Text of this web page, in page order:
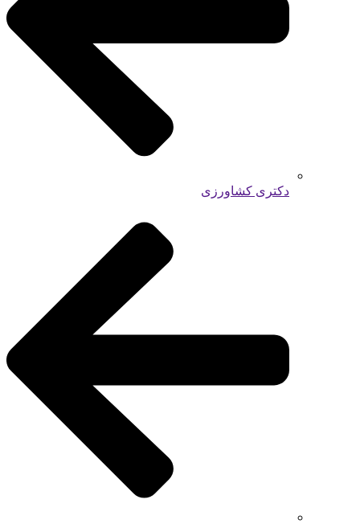
دکتری کشاورزی